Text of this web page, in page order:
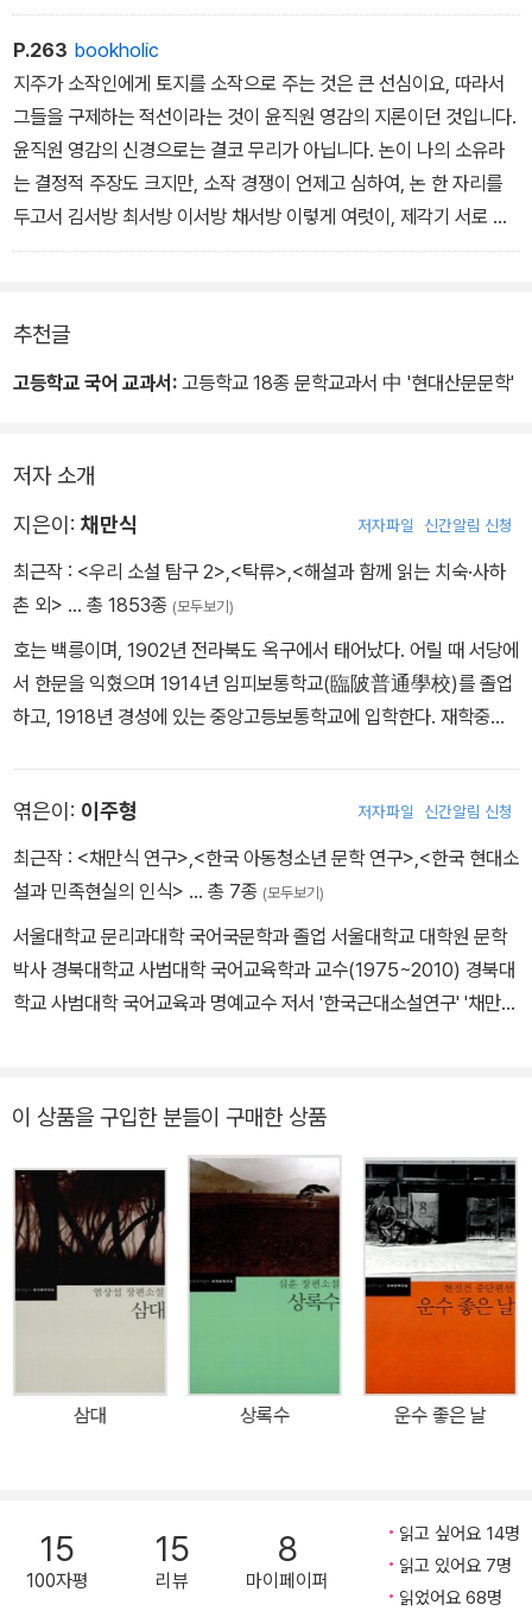
그러한 조상의 피가 시방도 우리 인류의 몸에 흐르고 있는 때문이라
고 말하는 학자가 있습니다.
P.263 bookholic
지주가 소작인에게 토지를 소작으로 주는 것은 큰 선심이요, 따라서
그들을 구제하는 적선이라는 것이 윤직원 영감의 지론이던 것입니다.
윤직원 영감의 신경으로는 결코 무리가 아닙니다. 논이 나의 소유라
는 결정적 주장도 크지만, 소작 경쟁이 언제고 심하여, 논 한 자리를
두고서 김서방 최서방 이서방 채서방 이렇게 여럿이, 제각기 서로 얻
어 부치려고 청을 대다가는 필경 그중의 한 사람에게로 권리가 떨어
가 네게 적선을 한 것이 아니냐?...... 이것이 윤직원 영감이 소작권에
의한 자선사업의 방법론입니다.
추천글
고등학교 국어 교과서: 고등학교 18종 문학교과서 中 '현대산문문학'
저자 소개
지은이: 채만식 저자파일 신간알림 신청
최근작 : <우리 소설 탐구 2>,<탁류>,<해설과 함께 읽는 치숙·사하
촌 외> … 총 1853종 (모두보기)
호는 백릉이며, 1902년 전라북도 옥구에서 태어났다. 어릴 때 서당에
서 한문을 익혔으며 1914년 임피보통학교(臨陂普通學校)를 졸업
하고, 1918년 경성에 있는 중앙고등보통학교에 입학한다. 재학중에
학원 문과에 입학하지만 이듬해 공부를 중단하고 동아일보 기자로 입
사했다가 1년여 만에 그만둔다. 1924년 단편 〈세 길로〉가 ‘조선문
단’에 추천되면서 문단에 등단한다. 그 뒤 〈산적〉을 비롯해 다수의 소
촌〉, 〈농민의회계〉, 〈화물자동차〉 등 동반자적인 경향의 작품을, 193
3년 〈인형의 집을 나와서〉, 1934년 〈레디메이드 인생〉 등 풍자적인
작품을 발표하여 작가로서의 기반을 굳힌다. 1936년에는 〈명일〉과
히 장편 소설 〈태평천하〉와 〈탁류〉는 사회의식과 세태 풍자를 포괄적
으로 보여주는 작품이다. 또한 1940년에 〈치안속의 풍속〉, 〈냉동어〉
등의 단편 소설을 발표한 그는 1945년 고향으로 내려가 광복 후에
〈민족의 죄인〉 등을 발표하지만 1950년에 생을 마감한다.
엮은이: 이주형 저자파일 신간알림 신청
최근작 : <채만식 연구>,<한국 아동청소년 문학 연구>,<한국 현대소
설과 민족현실의 인식> … 총 7종 (모두보기)
서울대학교 문리과대학 국어국문학과 졸업 서울대학교 대학원 문학
박사 경북대학교 사범대학 국어교육학과 교수(1975~2010) 경북대
학교 사범대학 국어교육과 명예교수 저서 '한국근대소설연구' '채만식
이 상품을 구입한 분들이 구매한 상품
삼대 상록수 운수 좋은 날
15
100자평
15
리뷰
8
마이페이퍼
읽고 싶어요 14명
읽고 있어요 7명
읽었어요 68명